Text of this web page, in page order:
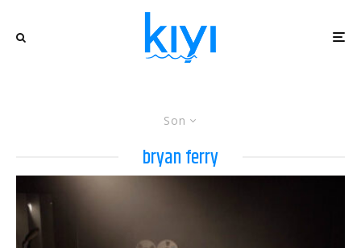
Son
bryan ferry